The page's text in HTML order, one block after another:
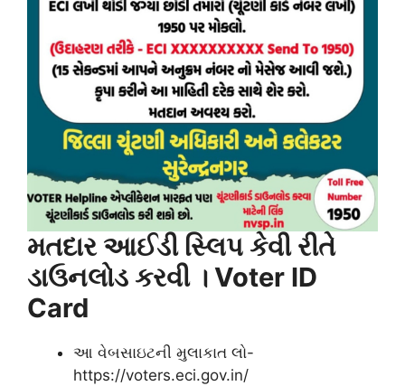
મતદાર આઈડી સ્લિપ કેવી રીતે
ડાઉનલોડ કરવી । Voter ID
Card
આ વેબસાઇટની મુલાકાત લો-
https://voters.eci.gov.in/